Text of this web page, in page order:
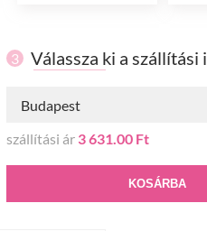
3 Válassza ki a
Budapest
szállítási ár 3 631.00 Ft
KOSÁRBA